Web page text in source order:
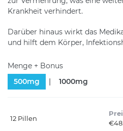
Krankheit verhindert.
Darüber hinaus wirkt das
und hilft dem Körper,
Menge + Bonus
500mg
1000mg
12 Pillen